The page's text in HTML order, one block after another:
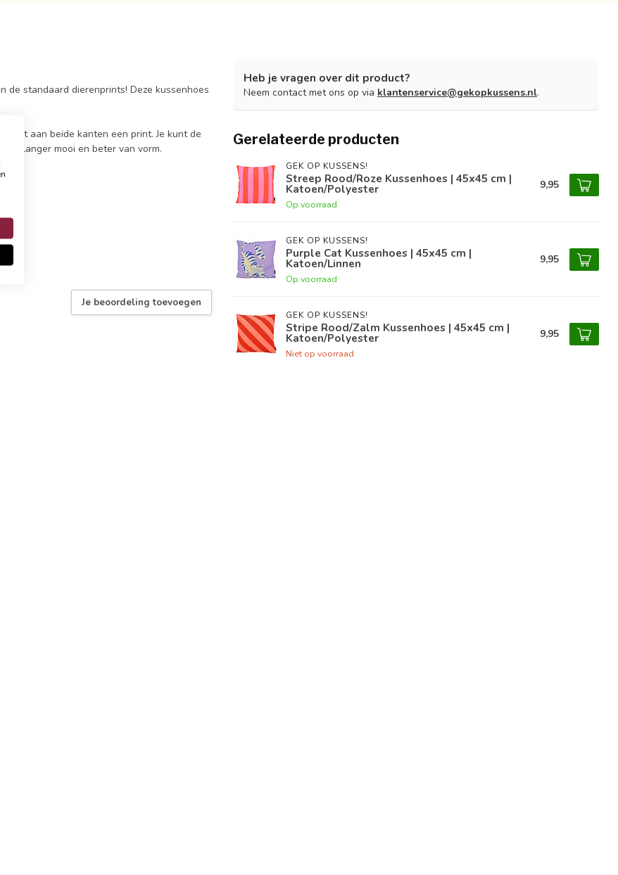
standaard dierenprints! Deze kussenhoes
aan beide kanten een print. Je kunt de
langer mooi en beter van vorm.
Je beoordeling toevoegen
Heb je vragen over dit product?
Neem contact met ons op via klantenservice@gekopkussens.nl.
Gerelateerde producten
GEK OP KUSSENS!
Streep Rood/Roze Kussenhoes | 45x45 cm |
Katoen/Polyester
Op voorraad
9,95
GEK OP KUSSENS!
Purple Cat Kussenhoes | 45x45 cm |
Katoen/Linnen
Op voorraad
9,95
GEK OP KUSSENS!
Stripe Rood/Zalm Kussenhoes | 45x45 cm |
Katoen/Polyester
Niet op voorraad
9,95